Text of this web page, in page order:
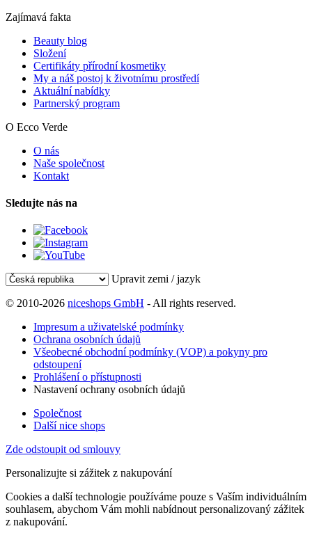
Zajímavá fakta
Beauty blog
Složení
Certifikáty přírodní kosmetiky
My a náš postoj k životnímu prostředí
Aktuální nabídky
Partnerský program
O Ecco Verde
O nás
Naše společnost
Kontakt
Sledujte nás na
Upravit zemi / jazyk
© 2010-2026 niceshops GmbH - All rights reserved.
Impresum a uživatelské podmínky
Ochrana osobních údajů
Všeobecné obchodní podmínky (VOP) a pokyny pro
odstoupení
Prohlášení o přístupnosti
Nastavení ochrany osobních údajů
Společnost
Další nice shops
Zde odstoupit od smlouvy
Personalizujte si zážitek z nakupování
Cookies a další technologie používáme pouze s Vaším individuálním
souhlasem, abychom Vám mohli nabídnout personalizovaný zážitek
z nakupování.